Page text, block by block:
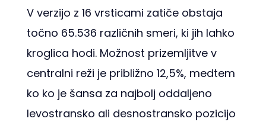
V verzijo z 16 vrsticami zatiče obstaja
točno 65.536 različnih smeri, ki jih lahko
kroglica hodi. Možnost prizemljitve v
centralni reži je približno 12,5%, medtem
ko ko je šansa za najbolj oddaljeno
levostransko ali desnostransko pozicijo